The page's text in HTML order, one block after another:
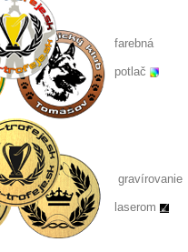
farebná
potlač
gravírovanie
laserom